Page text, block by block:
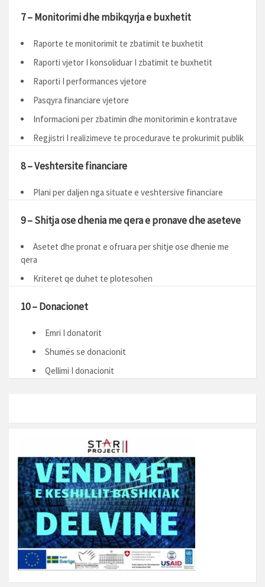
7 – Monitorimi dhe mbikqyrja e buxhetit
Raporte te monitorimit te zbatimit te buxhetit
Raporti vjetor I konsoliduar I zbatimit te buxhetit
Raporti I performances vjetore
Pasqyra financiare vjetore
Informacioni per zbatimin dhe monitorimin e kontratave
Regjistri I realizimeve te procedurave te prokurimit publik
8 – Veshtersite financiare
Plani per daljen nga situate e veshtersive financiare
9 – Shitja ose dhenia me qera e pronave dhe aseteve
Asetet dhe pronat e ofruara per shitje ose dhenie me
qera
Kriteret qe duhet te plotesohen
10 – Donacionet
Emri I donatorit
Shumës se donacionit
Qellimi I donacionit